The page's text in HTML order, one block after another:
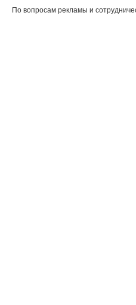
По вопросам рекламы и